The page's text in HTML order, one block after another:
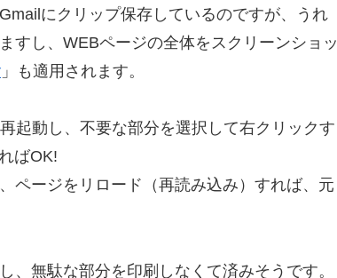
Gmailにクリップ保存しているのですが、うれ
すし、WEBページの全体をスクリーンショッ
」も適用されます。
起動し、不要な部分を選択して右クリックす
ばOK!
ページをリロード（再読み込み）すれば、元
、無駄な部分を印刷しなくて済みそうです。